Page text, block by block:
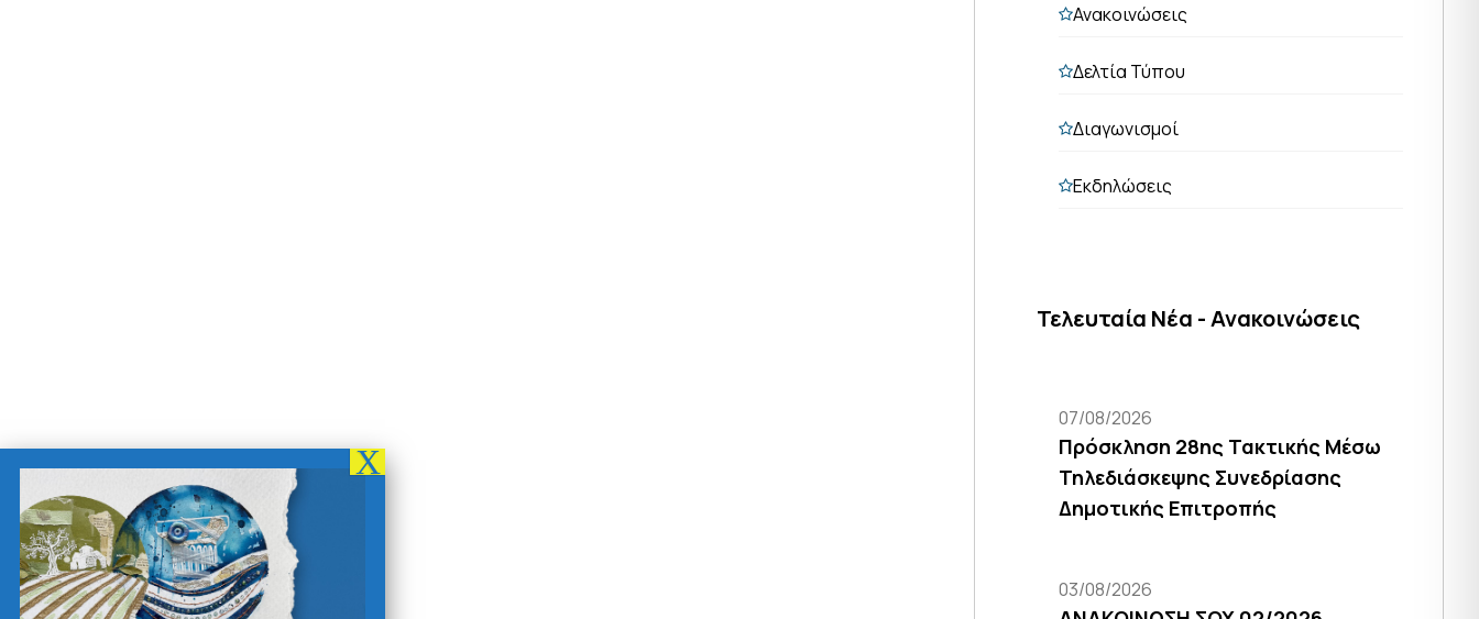
Ανακοινώσεις
Δελτία Τύπου
Διαγωνισμοί
Εκδηλώσεις
Τελευταία Νέα - Ανακοινώσεις
07/08/2026
Πρόσκληση 28ης Τακτικής Μέσω
Τηλεδιάσκεψης Συνεδρίασης
Δημοτικής Επιτροπής
03/08/2026